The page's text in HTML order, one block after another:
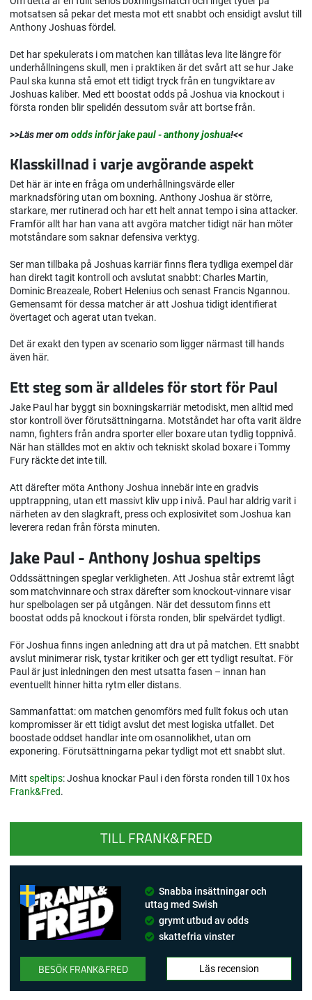
motsatsen så pekar det mesta mot ett snabbt och ensidigt avslut till
Anthony Joshuas fördel.
Det har spekulerats i om matchen kan tillåtas leva lite längre för
underhållningens skull, men i praktiken är det svårt att se hur Jake
Paul ska kunna stå emot ett tidigt tryck från en tungviktare av
Joshuas kaliber. Med ett boostat odds på Joshua via knockout i
första ronden blir spelidén dessutom svår att bortse från.
>>Läs mer om odds inför jake paul - anthony joshua!<<
Klasskillnad i varje avgörande aspekt
Det här är inte en fråga om underhållningsvärde eller
marknadsföring utan om boxning. Anthony Joshua är större,
starkare, mer rutinerad och har ett helt annat tempo i sina attacker.
Framför allt har han vana att avgöra matcher tidigt när han möter
motståndare som saknar defensiva verktyg.
Ser man tillbaka på Joshuas karriär finns flera tydliga exempel där
han direkt tagit kontroll och avslutat snabbt: Charles Martin,
Dominic Breazeale, Robert Helenius och senast Francis Ngannou.
Gemensamt för dessa matcher är att Joshua tidigt identifierat
övertaget och agerat utan tvekan.
Det är exakt den typen av scenario som ligger närmast till hands
även här.
Ett steg som är alldeles för stort för Paul
Jake Paul har byggt sin boxningskarriär metodiskt, men alltid med
stor kontroll över förutsättningarna. Motståndet har ofta varit äldre
namn, fighters från andra sporter eller boxare utan tydlig toppnivå.
När han ställdes mot en aktiv och tekniskt skolad boxare i Tommy
Fury räckte det inte till.
Att därefter möta Anthony Joshua innebär inte en gradvis
upptrappning, utan ett massivt kliv upp i nivå. Paul har aldrig varit i
närheten av den slagkraft, press och explosivitet som Joshua kan
leverera redan från första minuten.
Jake Paul - Anthony Joshua speltips
Oddssättningen speglar verkligheten. Att Joshua står extremt lågt
som matchvinnare och strax därefter som knockout-vinnare visar
hur spelbolagen ser på utgången. När det dessutom finns ett
boostat odds på knockout i första ronden, blir spelvärdet tydligt.
För Joshua finns ingen anledning att dra ut på matchen. Ett snabbt
avslut minimerar risk, tystar kritiker och ger ett tydligt resultat. För
Paul är just inledningen den mest utsatta fasen – innan han
eventuellt hinner hitta rytm eller distans.
Sammanfattat: om matchen genomförs med fullt fokus och utan
kompromisser är ett tidigt avslut det mest logiska utfallet. Det
boostade oddset handlar inte om osannolikhet, utan om
exponering. Förutsättningarna pekar tydligt mot ett snabbt slut.
Mitt speltips: Joshua knockar Paul i den första ronden till 10x hos
Frank&Fred.
TILL FRANK&FRED
Snabba insättningar och
uttag med Swish
grymt utbud av odds
skattefria vinster
BESÖK FRANK&FRED Läs recension